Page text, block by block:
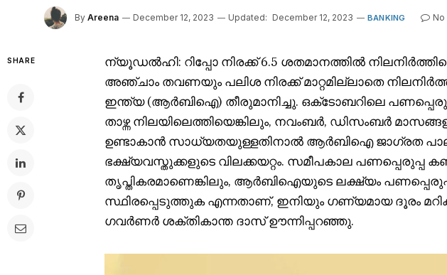
By Areena December 12, 2023 Updated: December 12, 2023 BANKING
SHARE
ന്യൂഡൽഹി: റിപ്പോ നിരക്ക് 6.5 ശതമാനത്തിൽ
അഞ്ചാം തവണയും പലിശ നിരക്ക് മാറ്റമില്ലാതെ
ഇന്ത്യ (ആർബിഐ) തീരുമാനിച്ചു. ഒക്‌ടോബറിലെ
താഴ്ന്ന നിലയിലെത്തിയെങ്കിലും, നവംബർ, ഡിസംബർ
ഉണ്ടാകാൻ സാധ്യതയുള്ളതിനാൽ ആർബിഐ ജാഗ്രത
ഭക്ഷ്യവസ്തുക്കളുടെ വിലക്കയറ്റം. സമീപകാല പണപ്പെരുപ്പ
തൃപ്തികരമാണെങ്കിലും, ആർബിഐയുടെ ലക്ഷ്യം
സ്ഥിരപ്പെടുത്തുക എന്നതാണ്, ഇനിയും ഗണ്യമായ ദൂരം
ഗവർണർ ശക്തികാന്ത ദാസ് ഊന്നിപ്പറഞ്ഞു.